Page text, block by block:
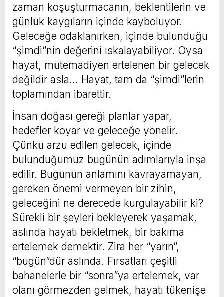
zaman koşuşturmacanın, beklentilerin ve
günlük kaygıların içinde kayboluyor.
Geleceğe odaklanırken, içinde bulunduğu
“şimdi”nin değerini ıskalayabiliyor. Oysa
hayat, mütemadiyen ertelenen bir gelecek
değildir asla… Hayat, tam da “şimdi”lerin
toplamından ibarettir.
İnsan doğası gereği planlar yapar,
hedefler koyar ve geleceğe yönelir.
Çünkü arzu edilen gelecek, içinde
bulunduğumuz bugünün adımlarıyla inşa
edilir. Bugünün anlamını kavrayamayan,
gereken önemi vermeyen bir zihin,
geleceğini ne derecede kurgulayabilir ki?
Sürekli bir şeyleri bekleyerek yaşamak,
aslında hayatı bekletmek, bir bakıma
ertelemek demektir. Zira her “yarın”,
“bugün”dür aslında. Fırsatları çeşitli
bahanelerle bir “sonra”ya ertelemek, var
olanı görmezden gelmek, hayatı tükenişe